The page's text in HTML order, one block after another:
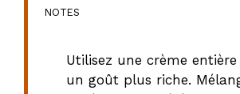
NOTES
Utilisez une crème
un goût plus riche.